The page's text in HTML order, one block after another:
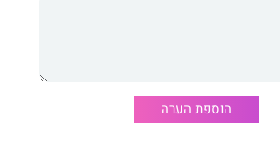
תשע שנים הוא חזר לדרך הישר.
לי את הדופק או בגלל הדיבור הצרוד
הוספת הערה